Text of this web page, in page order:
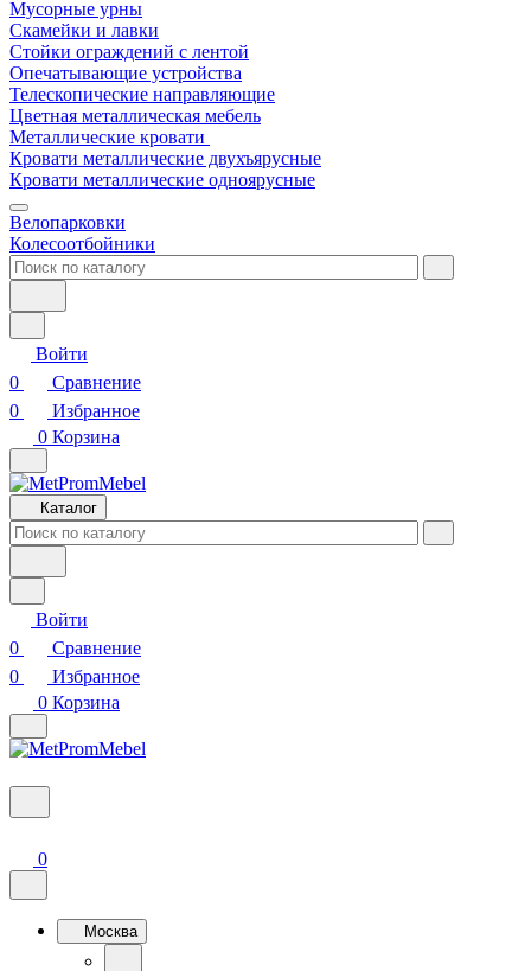
Мусорные урны
Скамейки и лавки
Стойки ограждений с лентой
Опечатывающие устройства
Телескопические направляющие
Цветная металлическая мебель
Металлические кровати
Кровати металлические двухъярусные
Кровати металлические одноярусные
Велопарковки
Колесоотбойники
Войти
0
Сравнение
0
Избранное
0 Корзина
Каталог
Войти
0
Сравнение
0
Избранное
0 Корзина
0
Москва